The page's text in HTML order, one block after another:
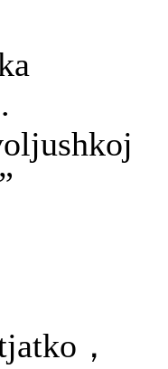
，